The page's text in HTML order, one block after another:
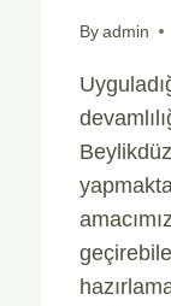
By admin